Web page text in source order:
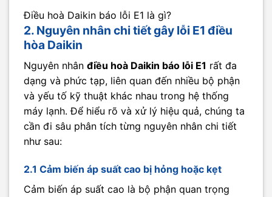
Điều hoà Daikin báo lỗi E1 là gì?
2. Nguyên nhân chi tiết gây lỗi E1 điều
hòa Daikin
Nguyên nhân điều hoà Daikin báo lỗi E1 rất đa
dạng và phức tạp, liên quan đến nhiều bộ phận
và yếu tố kỹ thuật khác nhau trong hệ thống
máy lạnh. Để hiểu rõ và xử lý hiệu quả, chúng ta
cần đi sâu phân tích từng nguyên nhân chi tiết
như sau:
2.1 Cảm biến áp suất cao bị hỏng hoặc kẹt
Cảm biến áp suất cao là bộ phận quan trọng